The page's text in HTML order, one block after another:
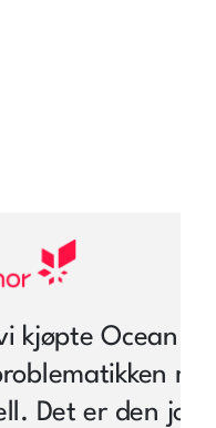
kjøpte Ocean
Det er den jo